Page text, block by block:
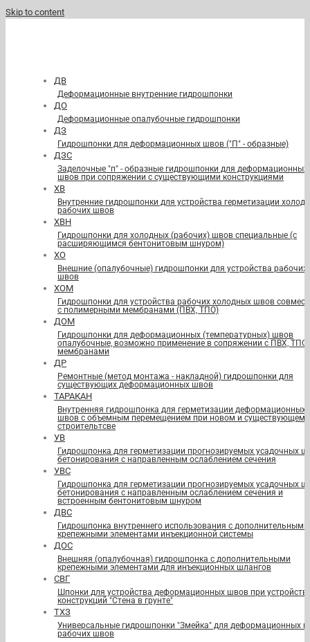
Skip to content
ДВ
Деформационные внутренние гидрошпонки
ДО
Деформационные опалубочные гидрошпонки
ДЗ
Гидрошпонки для деформационных швов ("П" - образные)
ДЗС
Заделочные "п" - образные гидрошпонки для деформационных
швов при сопряжении с существующими конструкциями
ХВ
Внутренние гидрошпонки для устройства герметизации
рабочих швов
ХВН
Гидрошпонки для холодных (рабочих) швов специальные (с
расширяющимся бентонитовым шнуром)
ХО
Внешние (опалубочные) гидрошпонки для устройства рабочих
швов
ХОМ
Гидрошпонки для устройства рабочих холодных швов
с полимерными мембранами (ПВХ, ТПО)
ДОМ
Гидрошпонки для деформационных (температурных) швов
опалубочные, возможно применение в сопряжении с ПВХ, ТПО
мембранами
ДР
Ремонтные (метод монтажа - накладной) гидрошпонки для
существующих деформационных швов
ТАРАКАН
Внутренняя гидрошпонка для герметизации деформационных
швов с объемным перемещением при новом и существующем
строительтсве
УВ
Гидрошпонка для герметизации прогнозируемых усадочных
бетонирования с направленным ослаблением сечения
УВС
Гидрошпонка для герметизации прогнозируемых усадочных
бетонирования с направленным ослаблением сечения и
встроенным бентонитовым шнуром
ДВС
Гидрошпонка внутреннего использования с дополнительными
крепежными элементами инъекционной системы
ДОС
Внешняя (опалубочная) гидрошпонка с дополнительными
крепежными элементами для инъекционных шлангов
СВГ
Шпонки для устройства деформационных швов при
конструкций "Стена в грунте"
ТХЗ
Универсальные гидрошпонки "Змейка" для деформационных и
рабочих швов